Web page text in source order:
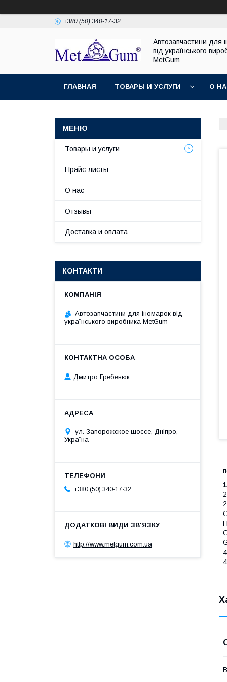
+380 (50) 340-17-32
Автозапчастини для
від українського
MetGum
ГЛАВНАЯ ТОВАРЫ И УСЛУГИ О
Товары и услуги
Прайс-листы
О нас
Отзывы
Доставка и оплата
КОНТАКТИ
Автозапчастини для іномарок від
українського виробника MetGum
Дмитро Гребенюк
ул. Запорожское шоссе, Дніпро,
Україна
+380 (50) 340-17-32
http://www.metgum.com.ua